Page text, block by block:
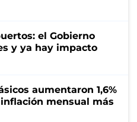
el Gobierno
y ya hay impacto
aumentaron 1,6%
mensual más